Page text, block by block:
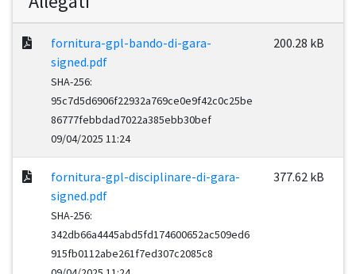
fornitura-gpl-bando-di-gara-
signed.pdf
SHA-256:
95c7d5d6906f22932a769ce0e9f42c0c25be
86777febbdad7022a385ebb30bef
09/04/2025 11:24
200.28 kB
fornitura-gpl-disciplinare-di-gara-
signed.pdf
SHA-256:
342db66a4445abd5fd174600652ac509ed6
915fb0112abe261f7ed307c2085c8
377.62 kB